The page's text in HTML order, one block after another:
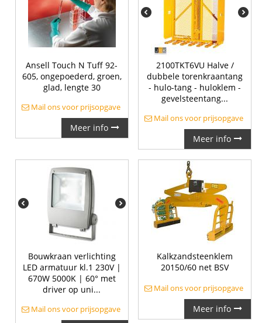
Ansell Touch N Tuff 92-
605, ongepoederd, groen,
glad, lengte 30
Mail ons voor prijsopgave
Meer info
2100TKT6VU Halve /
dubbele torenkraantang
- hulo-tang - huloklem -
gevelsteentang...
Mail ons voor prijsopgave
Meer info
Bouwkraan verlichting
LED armatuur kl.1 230V |
670W 5000K | 60° met
driver op uni...
Mail ons voor prijsopgave
Kalkzandsteenklem
20150/60 net BSV
Mail ons voor prijsopgave
Meer info